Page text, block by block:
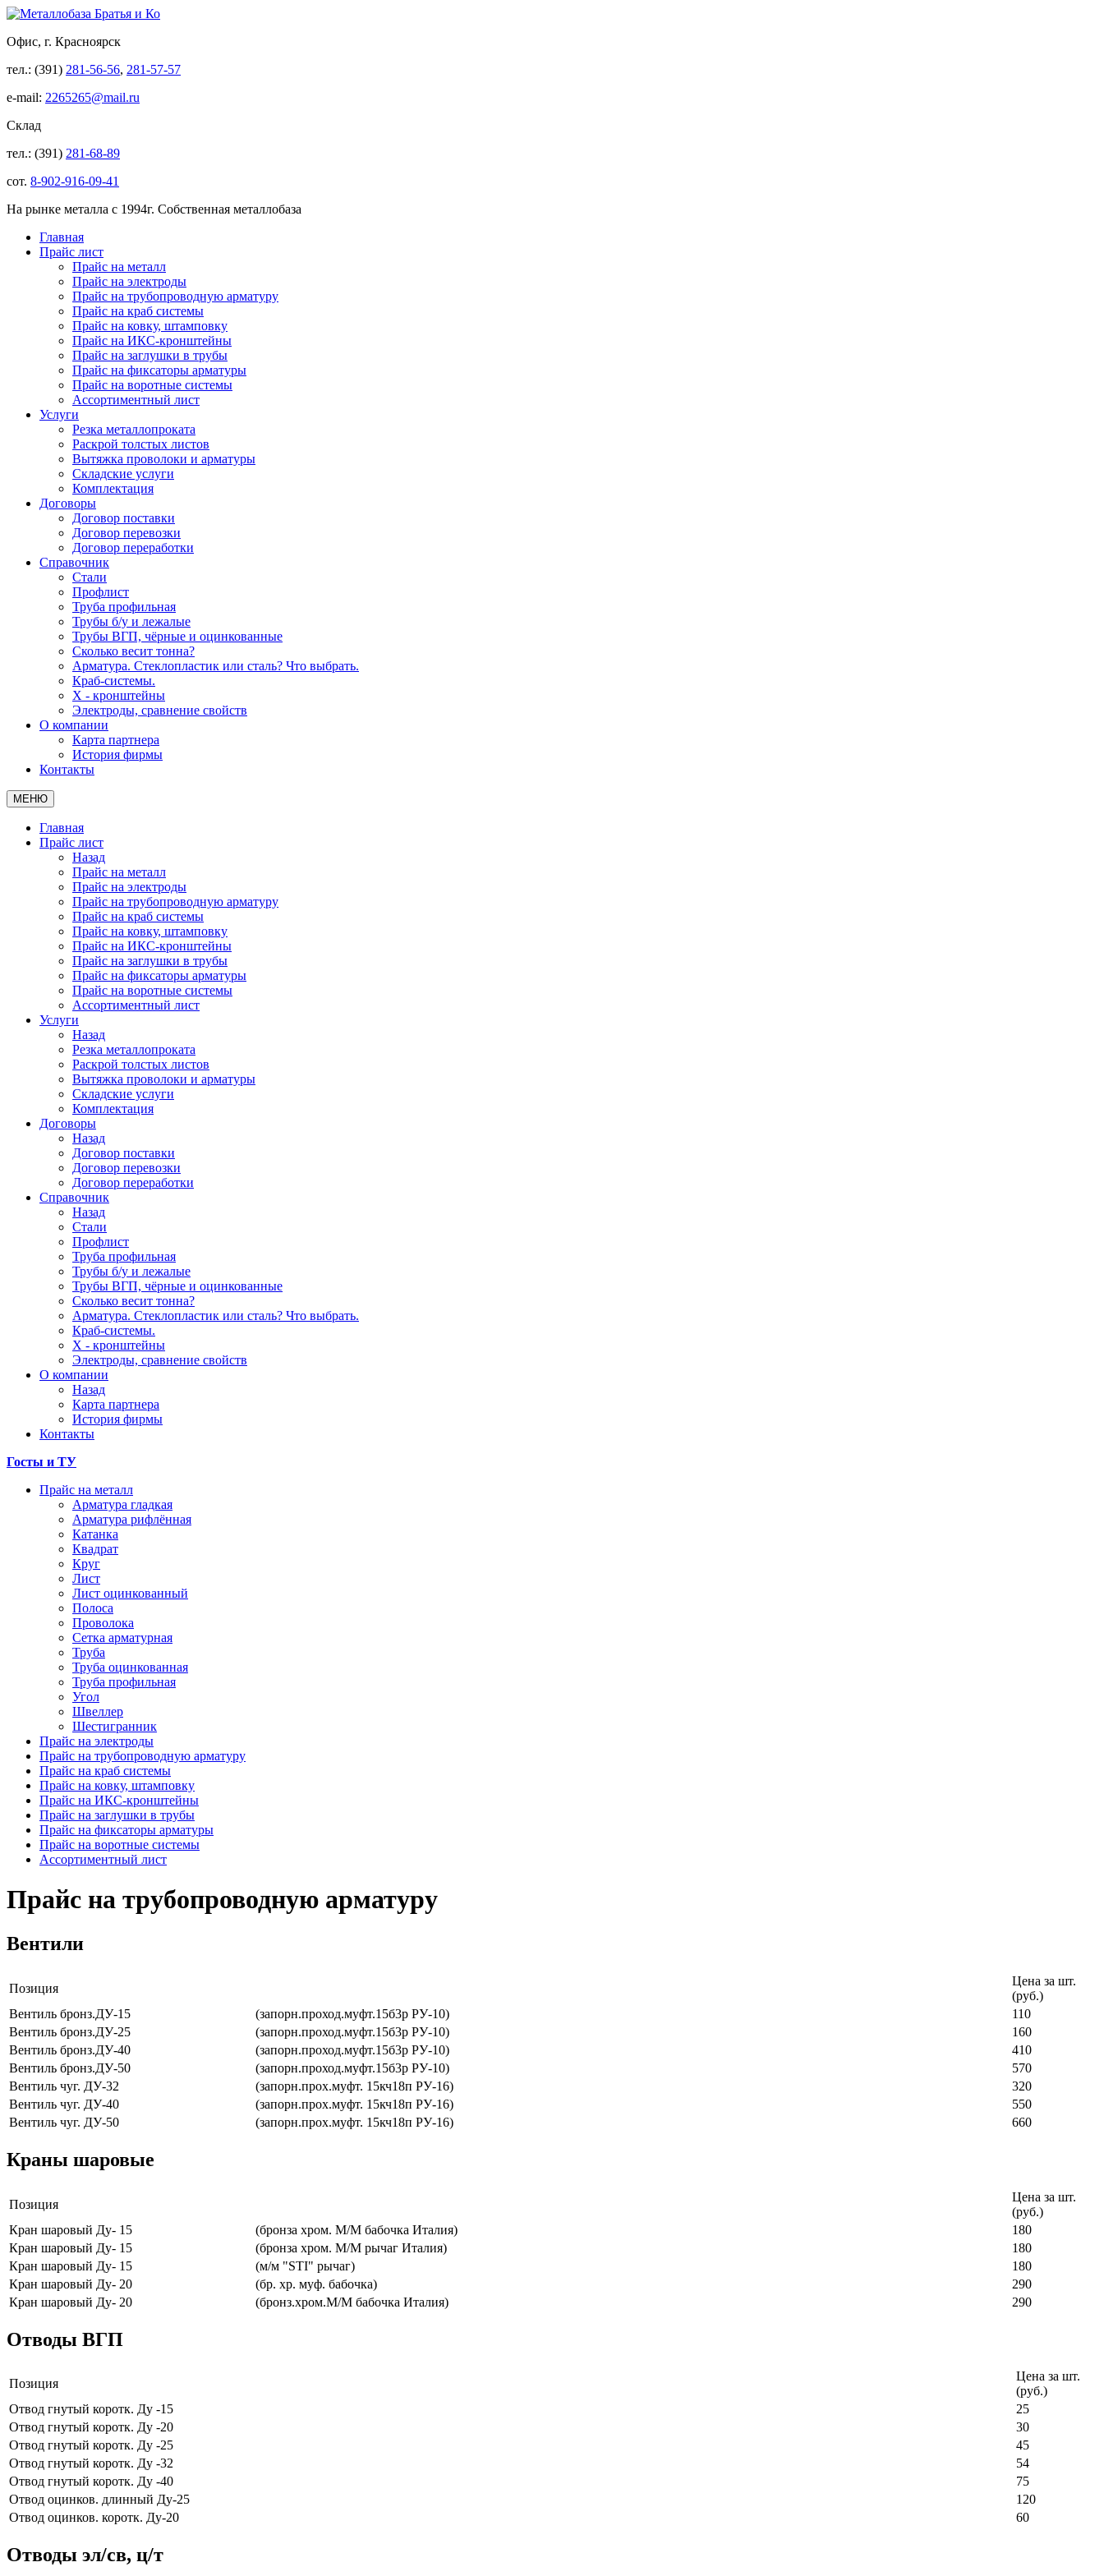
Офис, г. Красноярск
тел.: (391) 281-56-56, 281-57-57
e-mail: 2265265@mail.ru
Склад
тел.: (391) 281-68-89
сот. 8-902-916-09-41
На рынке металла с 1994г. Собственная металлобаза
Главная
Прайс лист
Прайс на металл
Прайс на электроды
Прайс на трубопроводную арматуру
Прайс на краб системы
Прайс на ковку, штамповку
Прайс на ИКС-кронштейны
Прайс на заглушки в трубы
Прайс на фиксаторы арматуры
Прайс на воротные системы
Ассортиментный лист
Услуги
Резка металлопроката
Раскрой толстых листов
Вытяжка проволоки и арматуры
Складские услуги
Комплектация
Договоры
Договор поставки
Договор перевозки
Договор переработки
Справочник
Стали
Профлист
Труба профильная
Трубы б/у и лежалые
Трубы ВГП, чёрные и оцинкованные
Сколько весит тонна?
Арматура. Стеклопластик или сталь? Что выбрать.
Краб-системы.
Х - кронштейны
Электроды, сравнение свойств
О компании
Карта партнера
История фирмы
Контакты
МЕНЮ
Главная
Прайс лист
Назад
Прайс на металл
Прайс на электроды
Прайс на трубопроводную арматуру
Прайс на краб системы
Прайс на ковку, штамповку
Прайс на ИКС-кронштейны
Прайс на заглушки в трубы
Прайс на фиксаторы арматуры
Прайс на воротные системы
Ассортиментный лист
Услуги
Назад
Резка металлопроката
Раскрой толстых листов
Вытяжка проволоки и арматуры
Складские услуги
Комплектация
Договоры
Назад
Договор поставки
Договор перевозки
Договор переработки
Справочник
Назад
Стали
Профлист
Труба профильная
Трубы б/у и лежалые
Трубы ВГП, чёрные и оцинкованные
Сколько весит тонна?
Арматура. Стеклопластик или сталь? Что выбрать.
Краб-системы.
Х - кронштейны
Электроды, сравнение свойств
О компании
Назад
Карта партнера
История фирмы
Контакты
Госты и ТУ
Прайс на металл
Арматура гладкая
Арматура рифлённая
Катанка
Квадрат
Круг
Лист
Лист оцинкованный
Полоса
Проволока
Сетка арматурная
Труба
Труба оцинкованная
Труба профильная
Угол
Швеллер
Шестигранник
Прайс на электроды
Прайс на трубопроводную арматуру
Прайс на краб системы
Прайс на ковку, штамповку
Прайс на ИКС-кронштейны
Прайс на заглушки в трубы
Прайс на фиксаторы арматуры
Прайс на воротные системы
Ассортиментный лист
Прайс на трубопроводную арматуру
Вентили
Позиция
Цена за шт.
(руб.)
Вентиль бронз.ДУ-15
(запорн.проход.муфт.15б3р РУ-10)
110
Вентиль бронз.ДУ-25
(запорн.проход.муфт.15б3р РУ-10)
160
Вентиль бронз.ДУ-40
(запорн.проход.муфт.15б3р РУ-10)
410
Вентиль бронз.ДУ-50
(запорн.проход.муфт.15б3р РУ-10)
570
Вентиль чуг. ДУ-32
(запорн.прох.муфт. 15кч18п РУ-16)
320
Вентиль чуг. ДУ-40
(запорн.прох.муфт. 15кч18п РУ-16)
550
Вентиль чуг. ДУ-50
(запорн.прох.муфт. 15кч18п РУ-16) 660
Краны шаровые
Позиция
Цена за шт.
(руб.)
Кран шаровый Ду- 15
(бронза хром. М/М бабочка Италия)
180
Кран шаровый Ду- 15
(бронза хром. М/М рычаг Италия)
180
Кран шаровый Ду- 15
(м/м "STI" рычаг)
180
Кран шаровый Ду- 20
(бр. хр. муф. бабочка)
290
Кран шаровый Ду- 20
(бронз.хром.М/М бабочка Италия) 290
Отводы ВГП
Позиция
Цена за шт.
(руб.)
Отвод гнутый коротк. Ду -15
25
Отвод гнутый коротк. Ду -20
30
Отвод гнутый коротк. Ду -25
45
Отвод гнутый коротк. Ду -32
54
Отвод гнутый коротк. Ду -40
75
Отвод оцинков. длинный Ду-25
120
Отвод оцинков. коротк. Ду-20
60
Отводы эл/св, ц/т